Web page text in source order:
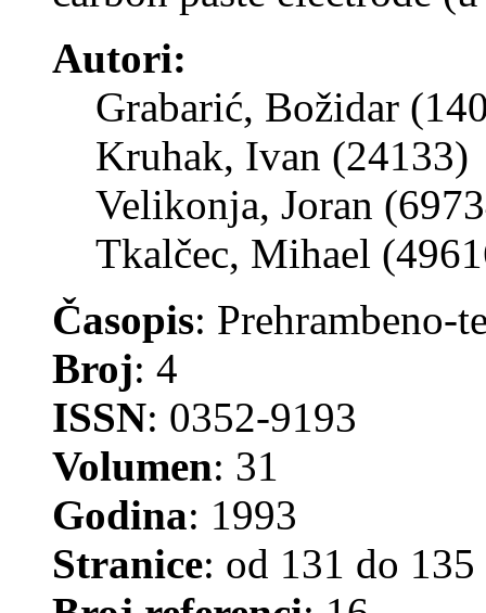
Autori:
Grabarić, Božidar
Kruhak, Ivan (24133)
Velikonja, Joran
Tkalčec, Mihael
Časopis: Prehrambeno-
Broj: 4
ISSN: 0352-9193
Volumen: 31
Godina: 1993
Stranice: od 131 do 135